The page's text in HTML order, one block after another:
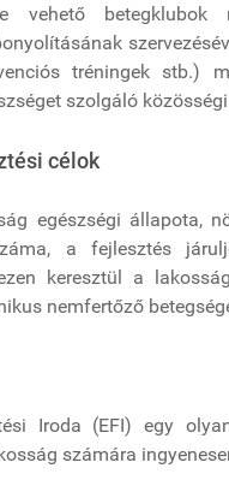
vehető
tréningek stb.)
szolgáló
célok
egészségi állapota,
a fejlesztés
keresztül a
nemfertőző
Iroda (EFI) egy
számára